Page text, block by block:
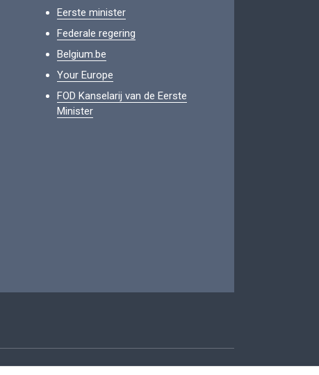
Eerste minister
Federale regering
Belgium.be
Your Europe
FOD Kanselarij van de Eerste
Minister